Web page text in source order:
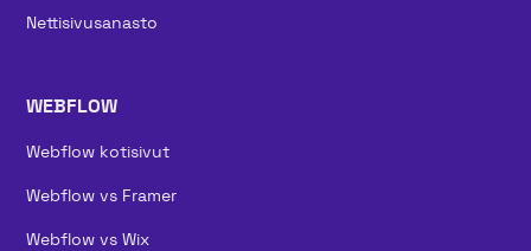
Nettisivusanasto
WEBFLOW
Webflow kotisivut
Webflow vs Framer
Webflow vs Wix